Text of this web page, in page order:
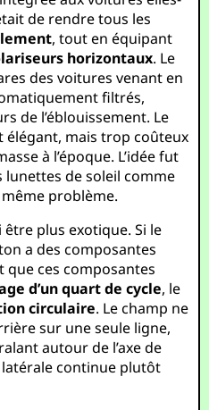
de rendre tous les
, tout en équipant
horizontaux. Le
des voitures venant en
filtrés,
de l’éblouissement. Le
élégant, mais trop coûteux
à l’époque. L’idée fut
lunettes de soleil comme
problème.
plus exotique. Si le
a des composantes
ces composantes
d’un quart de cycle, le
circulaire. Le champ ne
sur une seule ligne,
autour de l’axe de
continue plutôt